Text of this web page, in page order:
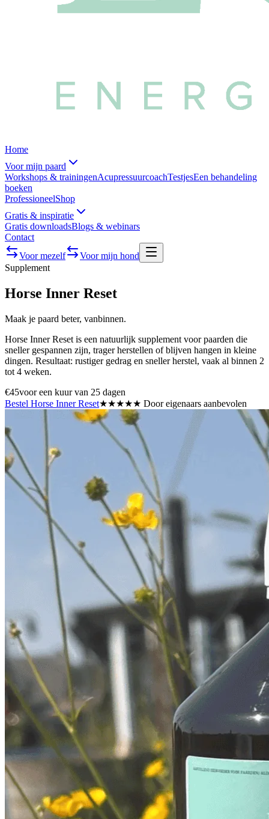
Home
Voor mijn paard
Workshops & trainingenAcupressuurcoachTestjesEen behandeling
boeken
ProfessioneelShop
Gratis & inspiratie
Gratis downloadsBlogs & webinars
Contact
Voor mezelf
Voor mijn hond
Supplement
Horse Inner Reset
Maak je paard beter, vanbinnen.
Horse Inner Reset is een natuurlijk supplement voor paarden die
sneller gespannen zijn, trager herstellen of blijven hangen in kleine
dingen. Resultaat: rustiger gedrag en sneller herstel, vaak al binnen 2
tot 4 weken.
€45voor een kuur van 25 dagen
Bestel Horse Inner Reset★★★★★ Door eigenaars aanbevolen